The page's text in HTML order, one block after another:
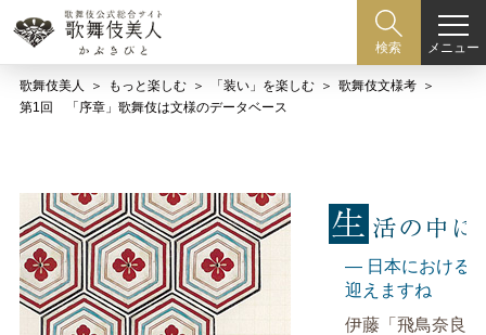
検索 メニュー
歌舞伎美人 もっと楽しむ 「装い」を楽しむ
歌舞伎文様考
第1回 「序章」歌舞伎は文様のデータベース
― 日本における
迎えますね
伊藤「飛鳥奈良